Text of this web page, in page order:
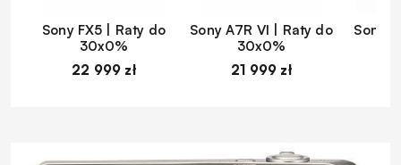
Sony FX5 | Raty do
30x0%
22 999 zł
Sony A7R VI | Raty do
30x0%
21 999 zł
Sony